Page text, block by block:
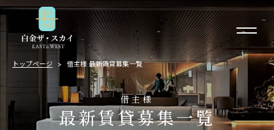
トップページ 借主様 最新賃貸募集一覧
借主様
最新賃貸募集一覧